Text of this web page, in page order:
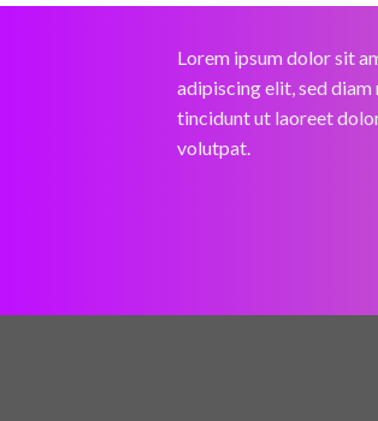
Lorem ipsum dolor sit
adipiscing elit, sed
tincidunt ut laoreet
volutpat.